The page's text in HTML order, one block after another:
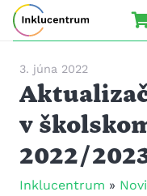
3. júna 2022
v
2022/
Inklucentrum »